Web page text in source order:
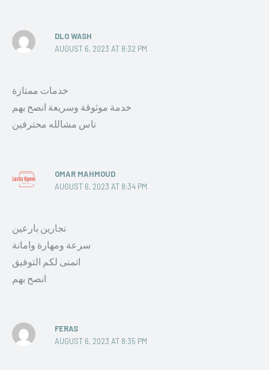
DLO WASH
AUGUST 6, 2023 AT 8:32 PM
خدمات ممتازة
خدمة موثوقة وسريعة انصح بهم
ناس مشالله محترفين
OMAR MAHMOUD
AUGUST 6, 2023 AT 8:34 PM
نجارين بارعين
سرعة ومهارة وامانة
اتمنى لكم التوفيق
انصح بهم
FERAS
AUGUST 6, 2023 AT 8:35 PM